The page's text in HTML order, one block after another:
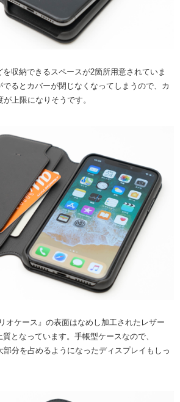
収納できるスペースが2箇所用意されていま
るとカバーが閉じなくなってしまうので、カ
上限になりそうです。
オケース』の表面はなめし加工されたレザー
となっています。手帳型ケースなので、
分を占めるようになったディスプレイもしっ